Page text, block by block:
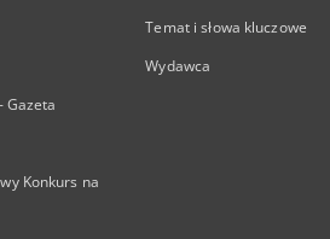
Gazeta
Konkurs na
Temat i słowa kluczowe
Wydawca